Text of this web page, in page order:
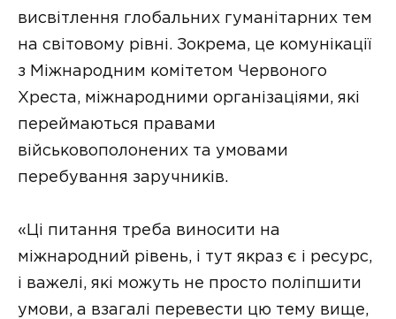
висвітлення глобальних гуманітарних тем
на світовому рівні. Зокрема, це комунікації
з Міжнародним комітетом Червоного
Хреста, міжнародними організаціями, які
переймаються правами
військовополонених та умовами
перебування заручників.
«Ці питання треба виносити на
міжнародний рівень, і тут якраз є і ресурс,
і важелі, які можуть не просто поліпшити
умови, а взагалі перевести цю тему вище,